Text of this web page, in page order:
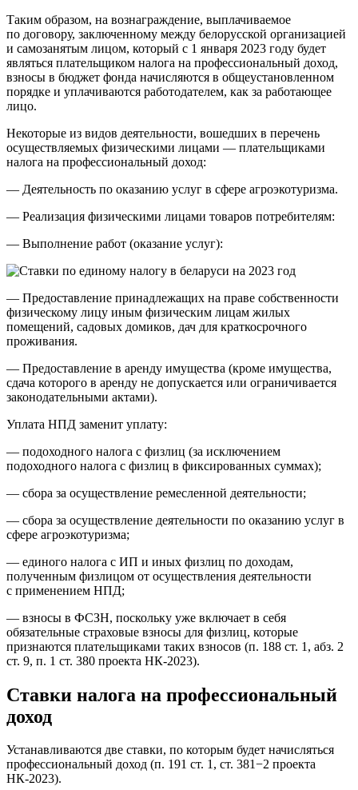
Таким образом, на вознаграждение, выплачиваемое
по договору, заключенному между белорусской организацией
и самозанятым лицом, который с 1 января 2023 году будет
являться плательщиком налога на профессиональный доход,
взносы в бюджет фонда начисляются в общеустановленном
порядке и уплачиваются работодателем, как за работающее
лицо.
Некоторые из видов деятельности, вошедших в перечень
осуществляемых физическими лицами — плательщиками
налога на профессиональный доход:
— Деятельность по оказанию услуг в сфере агроэкотуризма.
— Реализация физическими лицами товаров потребителям:
— Выполнение работ (оказание услуг):
— Предоставление принадлежащих на праве собственности
физическому лицу иным физическим лицам жилых
помещений, садовых домиков, дач для краткосрочного
проживания.
— Предоставление в аренду имущества (кроме имущества,
сдача которого в аренду не допускается или ограничивается
законодательными актами).
Уплата НПД заменит уплату:
— подоходного налога с физлиц (за исключением
подоходного налога с физлиц в фиксированных суммах);
— сбора за осуществление ремесленной деятельности;
— сбора за осуществление деятельности по оказанию услуг в
сфере агроэкотуризма;
— единого налога с ИП и иных физлиц по доходам,
полученным физлицом от осуществления деятельности
с применением НПД;
— взносы в ФСЗН, поскольку уже включает в себя
обязательные страховые взносы для физлиц, которые
признаются плательщиками таких взносов (п. 188 ст. 1, абз. 2
ст. 9, п. 1 ст. 380 проекта НК-2023).
Ставки налога на профессиональный
доход
Устанавливаются две ставки, по которым будет начисляться
профессиональный доход (п. 191 ст. 1, ст. 381−2 проекта
НК-2023).